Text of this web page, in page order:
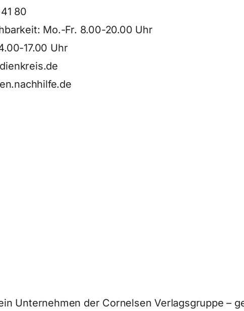
80
Mo.-Fr. 8.00-20.00 Uhr
17.00 Uhr
Unternehmen der Cornelsen Verlagsgruppe –